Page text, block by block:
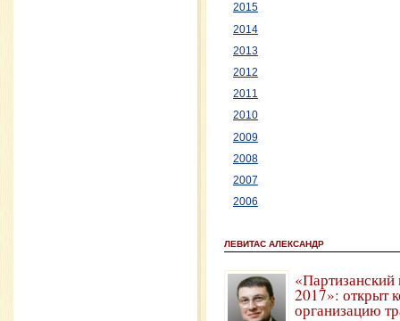
2015
2014
2013
2012
2011
2010
2009
2008
2007
2006
ЛЕВИТАС АЛЕКСАНДР
«Партизанский
2017»: открыт
организацию